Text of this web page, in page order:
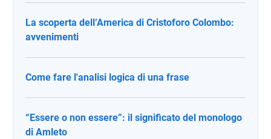
La scoperta dell’America di Cristoforo Colombo:
avvenimenti
Come fare l'analisi logica di una frase
“Essere o non essere”: il significato del monologo
di Amleto